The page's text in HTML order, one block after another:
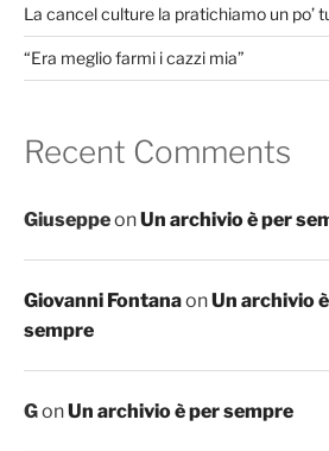
La cancel culture la pratichiamo un po’
“Era meglio farmi i cazzi mia”
Recent Comments
GiuseppeonUn archivio è per
Giovanni FontanaonUn archivio
sempre
GonUn archivio è per sempre